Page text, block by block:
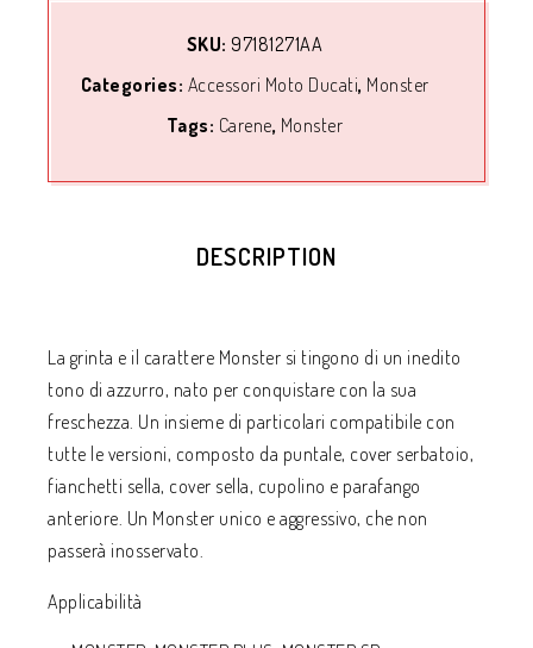
SKU:97181271AA
Categories: Accessori Moto Ducati, Monster
Tags: Carene, Monster
DESCRIPTION
La grinta e il carattere Monster si tingono di un inedito
tono di azzurro, nato per conquistare con la sua
freschezza. Un insieme di particolari compatibile con
tutte le versioni, composto da puntale, cover serbatoio,
fianchetti sella, cover sella, cupolino e parafango
anteriore. Un Monster unico e aggressivo, che non
passerà inosservato.
Applicabilità